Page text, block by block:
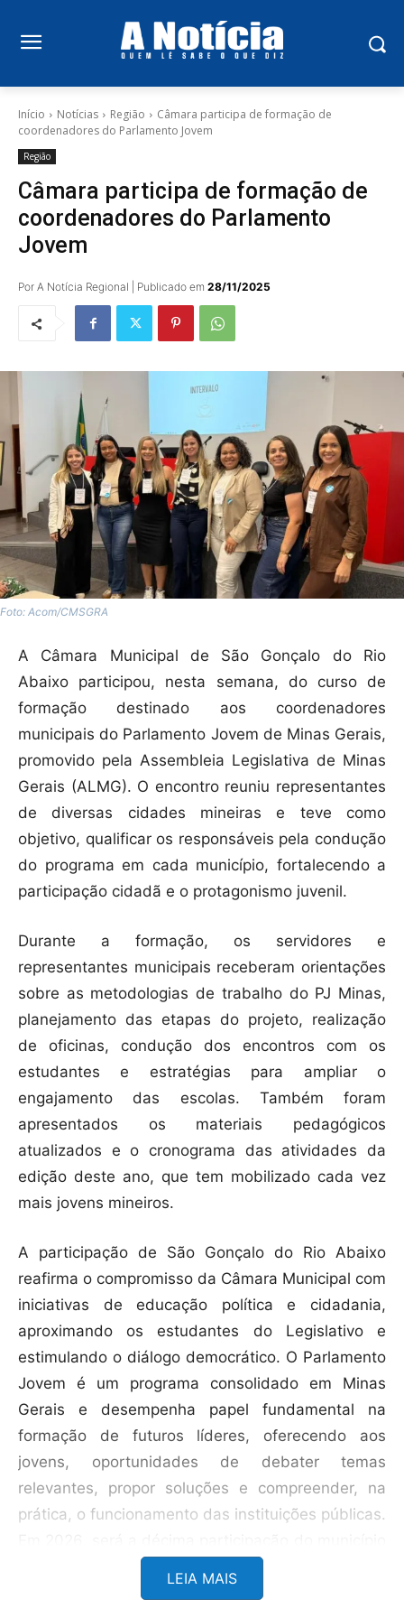
Início Notícias Região
Câmara participa de formação de
coordenadores do Parlamento Jovem
Região
Câmara participa de formação de
coordenadores do Parlamento
Jovem
Por A Notícia Regional | Publicado em 28/11/2025
Foto: Acom/CMSGRA
A Câmara Municipal de São Gonçalo do Rio
Abaixo participou, nesta semana, do curso de
formação destinado aos coordenadores
municipais do Parlamento Jovem de Minas Gerais,
promovido pela Assembleia Legislativa de Minas
Gerais (ALMG). O encontro reuniu representantes
de diversas cidades mineiras e teve como
objetivo, qualificar os responsáveis pela condução
do programa em cada município, fortalecendo a
participação cidadã e o protagonismo juvenil.
Durante a formação, os servidores e
representantes municipais receberam orientações
sobre as metodologias de trabalho do PJ Minas,
planejamento das etapas do projeto, realização
de oficinas, condução dos encontros com os
estudantes e estratégias para ampliar o
engajamento das escolas. Também foram
apresentados os materiais pedagógicos
atualizados e o cronograma das atividades da
edição deste ano, que tem mobilizado cada vez
mais jovens mineiros.
A participação de São Gonçalo do Rio Abaixo
reafirma o compromisso da Câmara Municipal com
iniciativas de educação política e cidadania,
aproximando os estudantes do Legislativo e
estimulando o diálogo democrático. O Parlamento
Jovem é um programa consolidado em Minas
Gerais e desempenha papel fundamental na
formação de futuros líderes, oferecendo aos
jovens, oportunidades de debater temas
relevantes, propor soluções e compreender, na
prática, o funcionamento das instituições públicas.
LEIA MAIS